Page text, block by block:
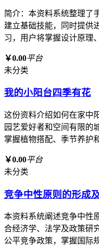
简介：本资料系统整理了
建立基础技能，同时提供
习，用户将掌握设计原理
￥0.00平台
未分类
我的小阳台四季有花
这份资料介绍如何在家中
园艺爱好者和空间有限的
掌握植物搭配、季节养护
￥0.00平台
未分类
竞争中性原则的形成
本资料系统阐述竞争中性
合经济学、法学及政策研
公平竞争政策，掌握国际